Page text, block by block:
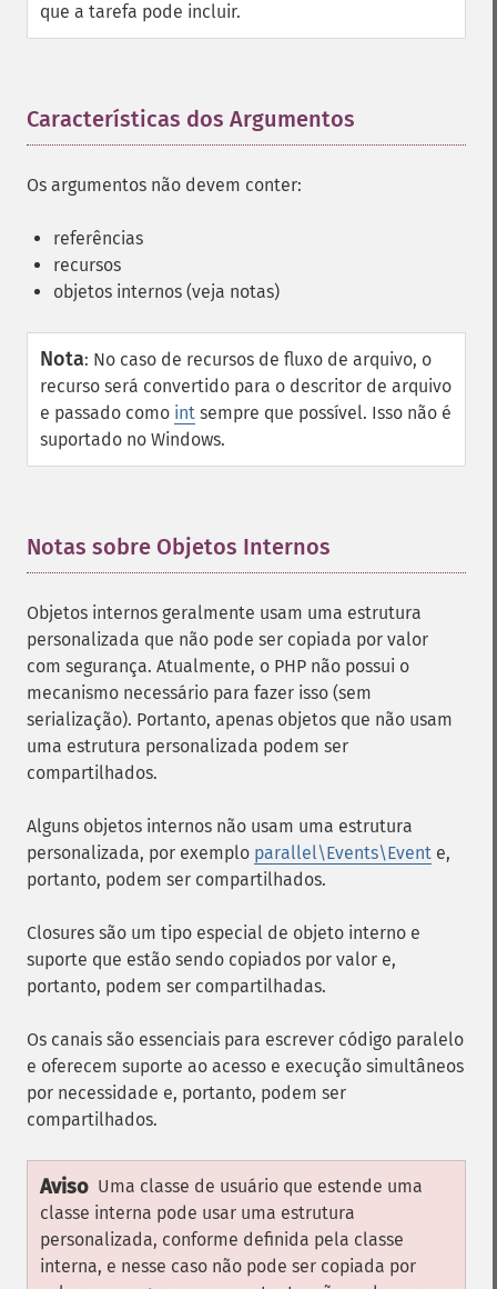
que a tarefa pode incluir.
Características dos Argumentos
Os argumentos não devem conter:
referências
recursos
objetos internos (veja notas)
Nota: No caso de recursos de fluxo de arquivo, o
recurso será convertido para o descritor de arquivo
e passado como int sempre que possível. Isso não é
suportado no Windows.
Notas sobre Objetos Internos
Objetos internos geralmente usam uma estrutura
personalizada que não pode ser copiada por valor
com segurança. Atualmente, o PHP não possui o
mecanismo necessário para fazer isso (sem
serialização). Portanto, apenas objetos que não usam
uma estrutura personalizada podem ser
compartilhados.
Alguns objetos internos não usam uma estrutura
personalizada, por exemplo parallel\Events\Event e,
portanto, podem ser compartilhados.
Closures são um tipo especial de objeto interno e
suporte que estão sendo copiados por valor e,
portanto, podem ser compartilhadas.
Os canais são essenciais para escrever código paralelo
e oferecem suporte ao acesso e execução simultâneos
por necessidade e, portanto, podem ser
compartilhados.
Aviso Uma classe de usuário que estende uma
classe interna pode usar uma estrutura
personalizada, conforme definida pela classe
interna, e nesse caso não pode ser copiada por